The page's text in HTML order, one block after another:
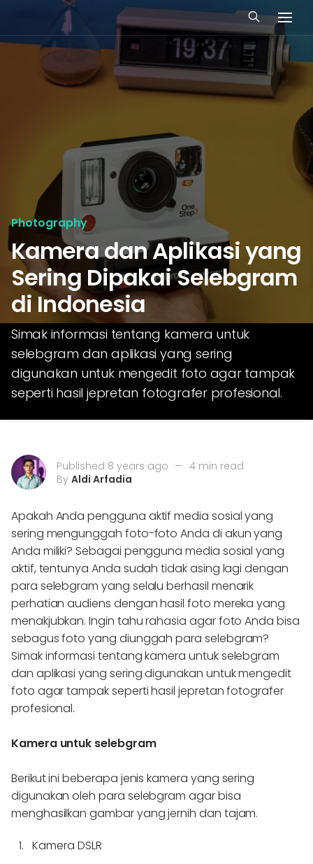
Photography
Kamera dan Aplikasi yang
Sering Dipakai Selebgram
di Indonesia
Simak informasi tentang kamera untuk
selebgram dan aplikasi yang sering
digunakan untuk mengedit foto agar tampak
seperti hasil jepretan fotografer profesional.
Published 8 years ago — 4 min read
By Aldi Arfadia
Apakah Anda pengguna aktif media sosial yang
sering mengunggah foto-foto Anda di akun yang
Anda miliki? Sebagai pengguna media sosial yang
aktif, tentunya Anda sudah tidak asing lagi dengan
para selebgram yang selalu berhasil menarik
perhatian audiens dengan hasil foto mereka yang
menakjubkan. Ingin tahu rahasia agar foto Anda bisa
sebagus foto yang diunggah para selebgram?
Simak informasi tentang kamera untuk selebgram
dan aplikasi yang sering digunakan untuk mengedit
foto agar tampak seperti hasil jepretan fotografer
profesional.
Kamera untuk selebgram
Berikut ini beberapa jenis kamera yang sering
digunakan oleh para selebgram agar bisa
menghasilkan gambar yang jernih dan tajam.
Kamera DSLR